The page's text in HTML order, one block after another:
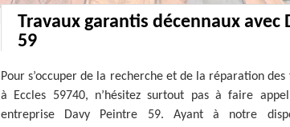
Travaux garantis décennaux avec
59
Pour s’occuper de la recherche et de la réparation
à Eccles 59740, n’hésitez surtout pas à faire
entreprise Davy Peintre 59. Ayant à notre